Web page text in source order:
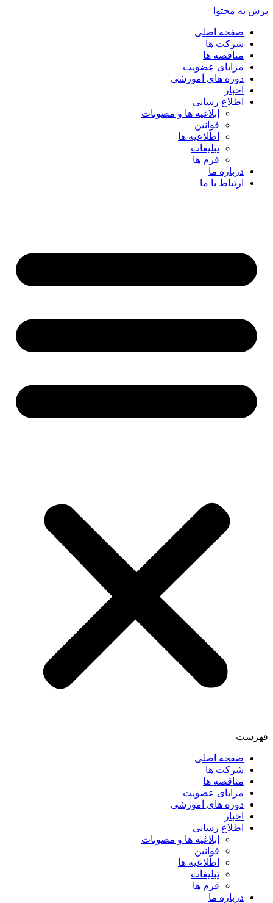
پرش به محتوا
صفحه اصلی
شرکت ها
مناقصه ها
مزایای عضویت
دوره های آموزشی
اخبار
اطلاع رسانی
ابلاغیه ها و مصوبات
قوانین
اطلاعیه ها
تبلیغات
فرم ها
درباره ما
ارتباط با ما
فهرست
صفحه اصلی
شرکت ها
مناقصه ها
مزایای عضویت
دوره های آموزشی
اخبار
اطلاع رسانی
ابلاغیه ها و مصوبات
قوانین
اطلاعیه ها
تبلیغات
فرم ها
درباره ما